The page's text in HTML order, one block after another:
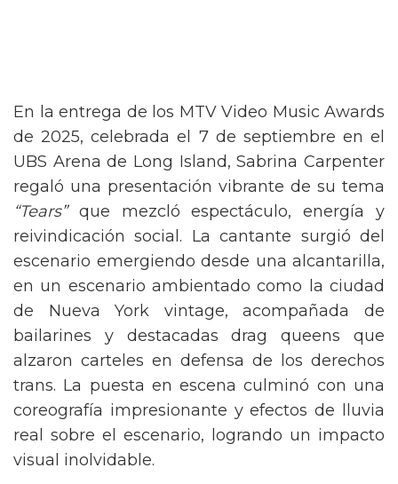
En la entrega de los MTV Video Music Awards
de 2025, celebrada el 7 de septiembre en el
UBS Arena de Long Island, Sabrina Carpenter
regaló una presentación vibrante de su tema
“Tears”que mezcló espectáculo, energía y
reivindicación social. La cantante surgió del
escenario emergiendo desde una alcantarilla,
en un escenario ambientado como la ciudad
de Nueva York vintage, acompañada de
bailarines y destacadas drag queens que
alzaron carteles en defensa de los derechos
trans. La puesta en escena culminó con una
coreografía impresionante y efectos de lluvia
real sobre el escenario, logrando un impacto
visual inolvidable.